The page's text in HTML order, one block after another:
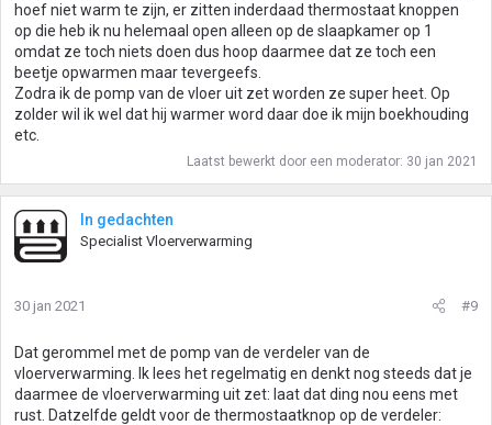
hoef niet warm te zijn, er zitten inderdaad thermostaat knoppen
op die heb ik nu helemaal open alleen op de slaapkamer op 1
omdat ze toch niets doen dus hoop daarmee dat ze toch een
beetje opwarmen maar tevergeefs.
Zodra ik de pomp van de vloer uit zet worden ze super heet. Op
zolder wil ik wel dat hij warmer word daar doe ik mijn boekhouding
etc.
Laatst bewerkt door een moderator: 30 jan 2021
In gedachten
Specialist Vloerverwarming
30 jan 2021 #9
Dat gerommel met de pomp van de verdeler van de
vloerverwarming. Ik lees het regelmatig en denkt nog steeds dat je
daarmee de vloerverwarming uit zet: laat dat ding nou eens met
rust. Datzelfde geldt voor de thermostaatknop op de verdeler: